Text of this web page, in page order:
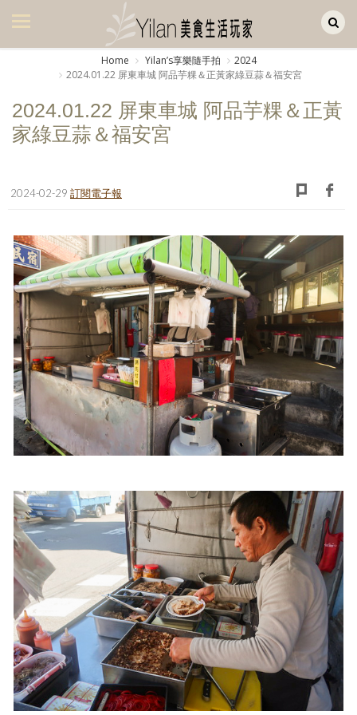
美食集
美飲集
廚房集
旅遊集
書房集
日記簿
餐桌週記
享樂隨手拍
照相簿
創意出版服務
關於Yilan
個人著作
活動實況記錄
媒體報導一覽
合作與代言
訂閱電子報
Home Yilanʼs享樂隨手拍
2024
2024.01.22 屏東車城 阿品芋粿＆正黃家綠豆蒜＆福安宮
2024.01.22 屏東車城 阿品芋粿＆正黃
家綠豆蒜＆福安宮
2024-02-29 訂閱電子報